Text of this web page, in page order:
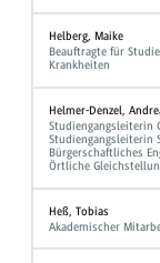
Helberg, Maike
Beauftragte für
Krankheiten
Helmer-Denzel,
Studiengangsleiterin
Studiengangsleiterin
Bürgerschaftliches
Örtliche
Heß, Tobias
Akademischer